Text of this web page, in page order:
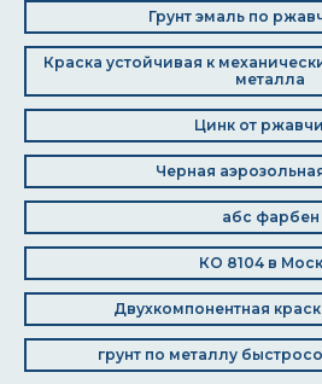
Грунт эмаль по
Краска устойчивая к
металла
Цинк от
Черная
абс фарбен
КО 8104 в
Двухкомпонентная
грунт по металлу